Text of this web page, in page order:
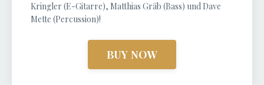
Kringler (E-Gitarre), Matthias Gräb (Bass) und Dave
Mette (Percussion)!
BUY NOW